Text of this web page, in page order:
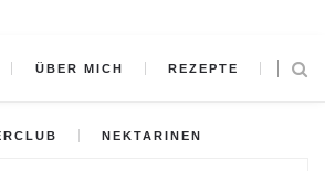
ÜBER MICH REZEPTE
NEKTARINEN